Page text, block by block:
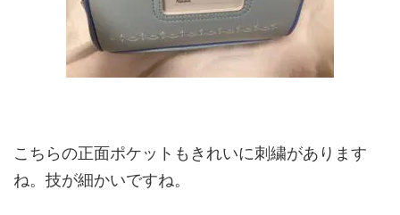
こちらの正面ポケットもきれいに刺繍があります
ね。技が細かいですね。